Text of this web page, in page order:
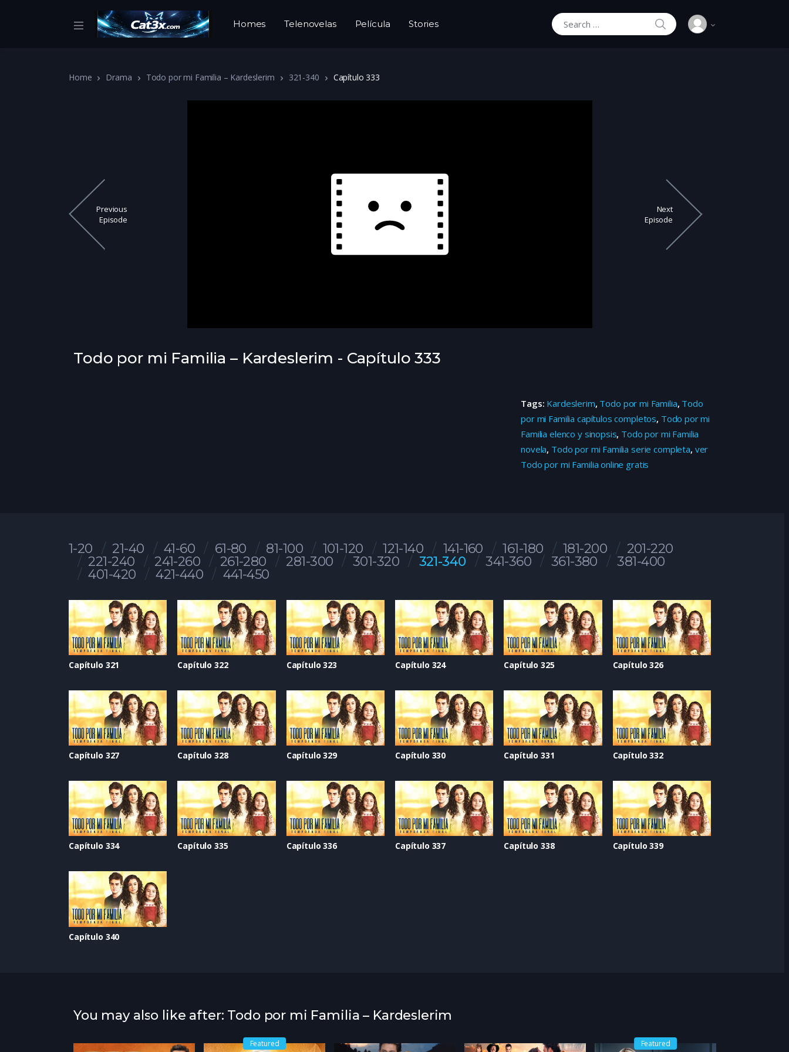
Homes Telenovelas Película Stories
Search for:
SEARCH
Home Drama Todo por mi Familia – Kardeslerim 321-340 Capítulo 333
Previous
Episode
Next
Episode
Todo por mi Familia – Kardeslerim - Capítulo 333
Tags: Kardeslerim, Todo por mi Familia, Todo
por mi Familia capítulos completos, Todo por mi
Familia elenco y sinopsis, Todo por mi Familia
novela, Todo por mi Familia serie completa, ver
Todo por mi Familia online gratis
1-20 21-40 41-60 61-80 81-100 101-120 121-140 141-160 161-180 181-200
201-220
221-240
241-260 261-280 281-300 301-320 321-340 341-360 361-380
381-400
401-420
421-440 441-450
Capítulo 321 Capítulo 322 Capítulo 323 Capítulo 324 Capítulo 325 Capítulo 326
Capítulo 327 Capítulo 328 Capítulo 329 Capítulo 330 Capítulo 331 Capítulo 332
Capítulo 334 Capítulo 335 Capítulo 336 Capítulo 337 Capítulo 338 Capítulo 339
Capítulo 340
You may also like after: Todo por mi Familia – Kardeslerim
Featured Featured